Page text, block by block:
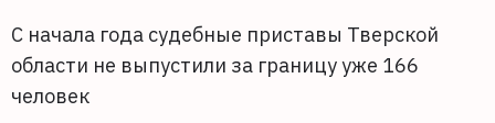
С начала года судебные приставы Тверской
области не выпустили за границу уже 166
человек